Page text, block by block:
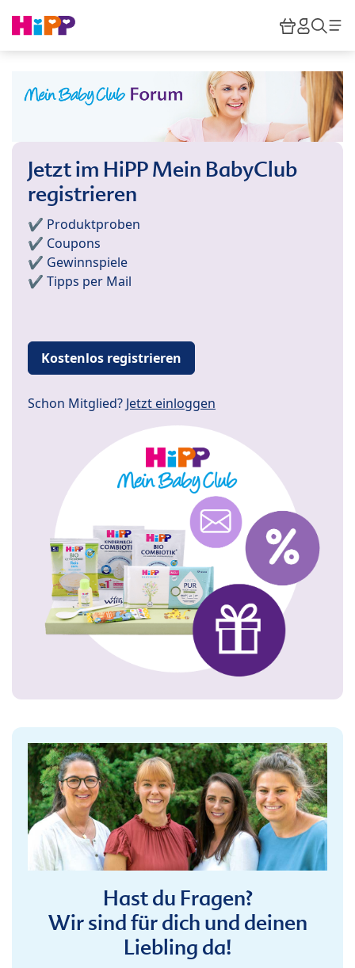
HiPP
Jetzt im HiPP Mein BabyClub
registrieren
✔️ Produktproben
✔️ Coupons
✔️ Gewinnspiele
✔️ Tipps per Mail
Kostenlos registrieren
Schon Mitglied? Jetzt einloggen
Hast du Fragen?
Wir sind für dich und deinen
Liebling da!